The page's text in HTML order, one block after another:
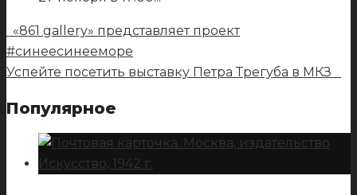
«861 gallery» представляет проект
#синеесинееморе
Успейте посетить выставку Петра Трегуба в МКЗ
Популярное